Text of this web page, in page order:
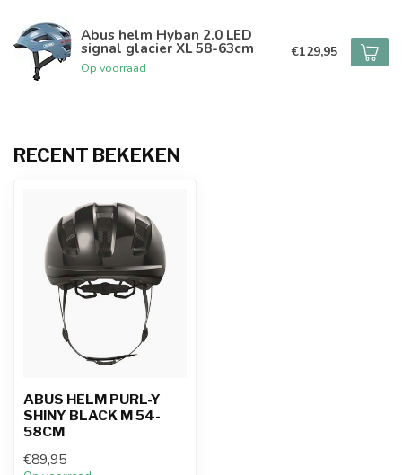
Abus helm Hyban 2.0 LED
signal glacier XL 58-63cm
Op voorraad
€129,95
RECENT BEKEKEN
ABUS HELM PURL-Y
SHINY BLACK M 54-
58CM
€89,95